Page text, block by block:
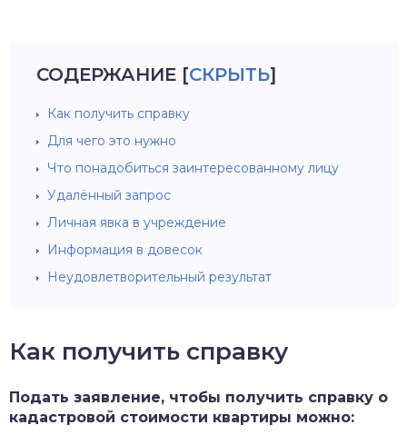
СОДЕРЖАНИЕ [СКРЫТЬ]
Как получить справку
Для чего это нужно
Что понадобиться заинтересованному лицу
Удалённый запрос
Личная явка в учреждение
Информация в довесок
Неудовлетворительный результат
Как получить справку
Подать заявление, чтобы получить справку о
кадастровой стоимости квартиры можно: